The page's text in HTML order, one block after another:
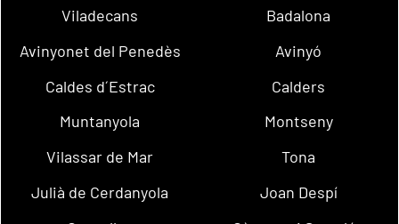
Viladecans
Badalona
Avinyonet del Penedès
Avinyó
Caldes d´Estrac
Calders
Muntanyola
Montseny
Vilassar de Mar
Tona
Julià de Cerdanyola
Joan Despí